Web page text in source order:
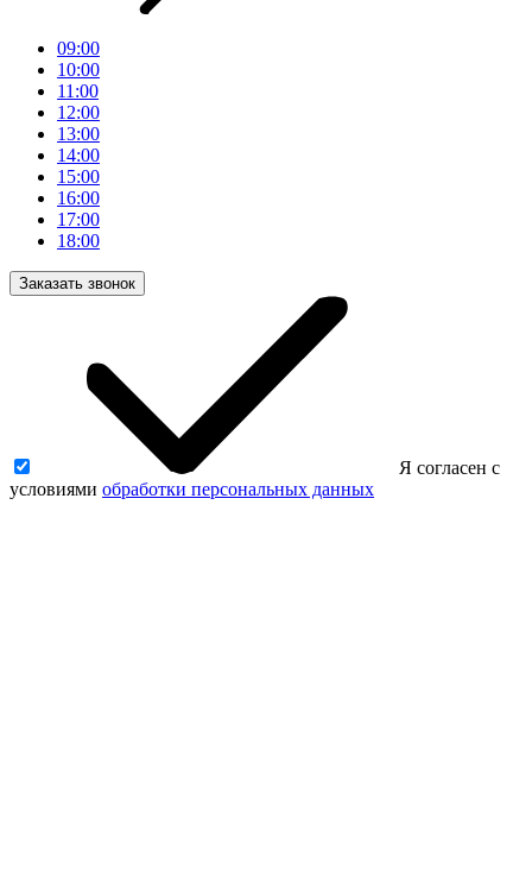
09:00
10:00
11:00
12:00
13:00
14:00
15:00
16:00
17:00
18:00
Заказать звонок
Я согласен с
условиями обработки персональных данных